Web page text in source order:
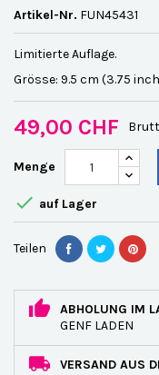
Artikel-Nr. FUN45431
Limitierte Auflage.
Grösse: 9.5 cm (3.75
49,00 CHF
Menge
 auf Lager
Teilen
ABHOLUNG IM
GENF LADEN
VERSAND AUS